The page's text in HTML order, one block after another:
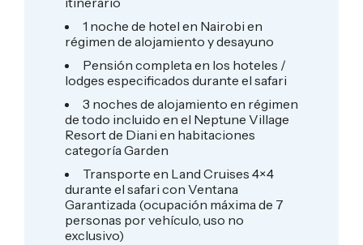
1 noche de hotel en Nairobi en
régimen de alojamiento y desayuno
Pensión completa en los hoteles /
lodges especificados durante el safari
3 noches de alojamiento en régimen
de todo incluido en el Neptune Village
Resort de Diani en habitaciones
categoría Garden
Transporte en Land Cruises 4×4
durante el safari con Ventana
Garantizada (ocupación máxima de 7
personas por vehículo, uso no
exclusivo)